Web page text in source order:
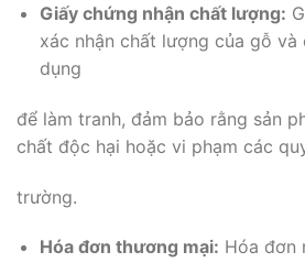
Giấy chứng nhận chất lượng:
xác nhận chất lượng của gỗ và
dụng
để làm tranh, đảm bảo rằng sản
chất độc hại hoặc vi phạm các
trường.
Hóa đơn thương mại: Hóa đơn